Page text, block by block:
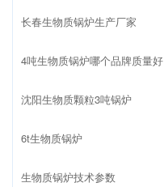
长春生物质锅炉生产厂家
4吨生物质锅炉哪个品牌质量好
沈阳生物质颗粒3吨锅炉
6t生物质锅炉
生物质锅炉技术参数